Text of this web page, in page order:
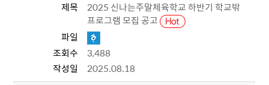
제목
2025 신나는주말체육학교 하반기 학교밖
프로그램 모집 공고
파일
조회수
3,488
작성일
2025.08.18